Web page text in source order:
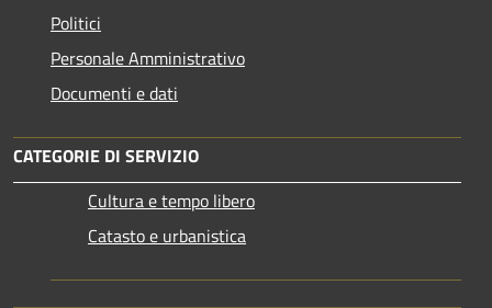
Politici
Personale Amministrativo
Documenti e dati
CATEGORIE DI SERVIZIO
Cultura e tempo libero
Catasto e urbanistica